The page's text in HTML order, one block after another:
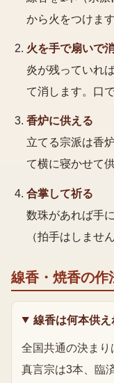
から火をつけます
火を手で扇いで
炎が残っていれ
て消します。口
香炉に供える
立てる宗派は香
て横に寝かせて
合掌して祈る
数珠があれば手
（拍手はしませ
線香・焼香の作
線香は何本供え
全国共通の決まり
真言宗は3本、臨